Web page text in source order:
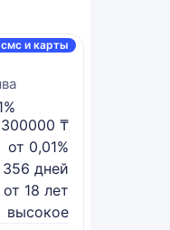
и карты
₸
от 0,01%
дней
от 18 лет
высокое